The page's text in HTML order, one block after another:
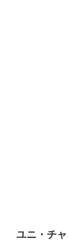
ユニ・チ